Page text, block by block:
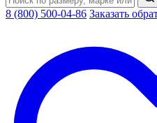
8 (800) 500-04-86 Заказать